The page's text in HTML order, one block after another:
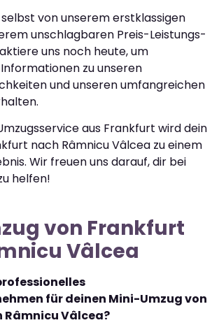
von unserem erstklassigen
unschlagbaren Preis-Leistungs-
uns noch heute, um
zu unseren
und unseren umfangreichen
aus Frankfurt wird dein
nach Râmnicu Vâlcea zu einem
Wir freuen uns darauf, dir bei
helfen!
von Frankfurt
Vâlcea
für deinen Mini-Umzug von
Vâlcea?